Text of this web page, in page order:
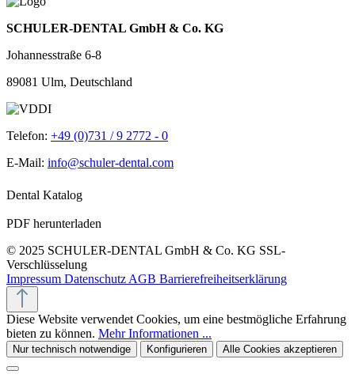
SCHULER-DENTAL GmbH & Co. KG
Johannesstraße 6-8
89081 Ulm, Deutschland
Telefon: +49 (0)731 / 9 2772 - 0
E-Mail: info@schuler-dental.com
Dental Katalog
PDF herunterladen
© 2025 SCHULER-DENTAL GmbH & Co. KG SSL-
Verschlüsselung
Impressum Datenschutz AGB Barrierefreiheitserklärung
Diese Website verwendet Cookies, um eine bestmögliche Erfahrung
bieten zu können. Mehr Informationen ...
Nur technisch notwendige Konfigurieren Alle Cookies akzeptieren